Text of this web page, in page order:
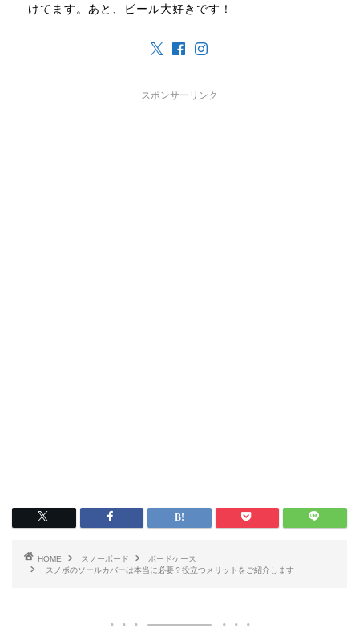
けてます。あと、ビール大好きです！
スポンサーリンク
HOME スノーボード
ボードケース
スノボのソールカバーは本当に必要？役立つメリットをご紹介します